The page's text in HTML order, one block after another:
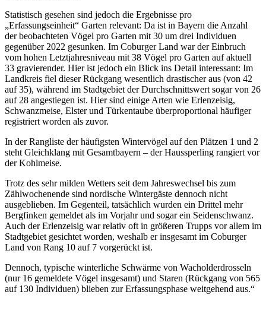
Statistisch gesehen sind jedoch die Ergebnisse pro
„Erfassungseinheit“ Garten relevant: Da ist in Bayern die Anzahl
der beobachteten Vögel pro Garten mit 30 um drei Individuen
gegenüber 2022 gesunken. Im Coburger Land war der Einbruch
vom hohen Letztjahresniveau mit 38 Vögel pro Garten auf aktuell
33 gravierender. Hier ist jedoch ein Blick ins Detail interessant: Im
Landkreis fiel dieser Rückgang wesentlich drastischer aus (von 42
auf 35), während im Stadtgebiet der Durchschnittswert sogar von 26
auf 28 angestiegen ist. Hier sind einige Arten wie Erlenzeisig,
Schwanzmeise, Elster und Türkentaube überproportional häufiger
registriert worden als zuvor.
In der Rangliste der häufigsten Wintervögel auf den Plätzen 1 und 2
steht Gleichklang mit Gesamtbayern – der Haussperling rangiert vor
der Kohlmeise.
Trotz des sehr milden Wetters seit dem Jahreswechsel bis zum
Zählwochenende sind nordische Wintergäste dennoch nicht
ausgeblieben. Im Gegenteil, tatsächlich wurden ein Drittel mehr
Bergfinken gemeldet als im Vorjahr und sogar ein Seidenschwanz.
Auch der Erlenzeisig war relativ oft in größeren Trupps vor allem im
Stadtgebiet gesichtet worden, weshalb er insgesamt im Coburger
Land von Rang 10 auf 7 vorgerückt ist.
Dennoch, typische winterliche Schwärme von Wacholderdrosseln
(nur 16 gemeldete Vögel insgesamt) und Staren (Rückgang von 565
auf 130 Individuen) blieben zur Erfassungsphase weitgehend aus.“